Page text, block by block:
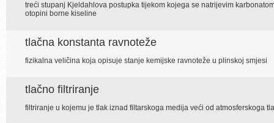
treći stupanj Kjeldahlova postupka tijekom kojega se natrijevim
otopini borne kiseline
tlačna konstanta ravnoteže
fizikalna veličina koja opisuje stanje kemijske ravnoteže u plinskoj smjesi
tlačno filtriranje
filtriranje u kojemu je tlak iznad filtarskoga medija veći od atmosferskoga